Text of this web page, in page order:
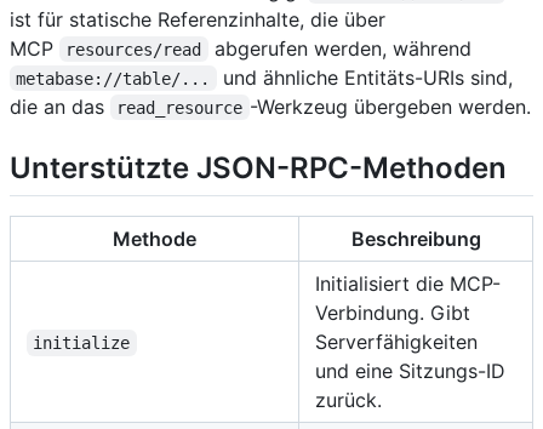
ist für statische Referenzinhalte, die über
MCP
resources/read abgerufen werden, während
metabase://table/...
und ähnliche Entitäts-URIs sind,
die an das
read_resource -Werkzeug übergeben werden.
Unterstützte JSON-RPC-Methoden
Methode Beschreibung
initialize
Initialisiert die MCP-
Verbindung. Gibt
Serverfähigkeiten
und eine Sitzungs-ID
zurück.